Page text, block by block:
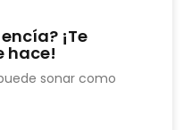
¡Te
hace!
sonar como